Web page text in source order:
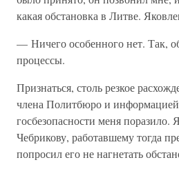
какая обстановка в Литве.
— Ничего особенного нет. Так,
процессы.
Признаться, столь резкое
члена Политбюро и
госбезопасности меня
Чебрикову, работавшему тогда
попросил его не нагнетать